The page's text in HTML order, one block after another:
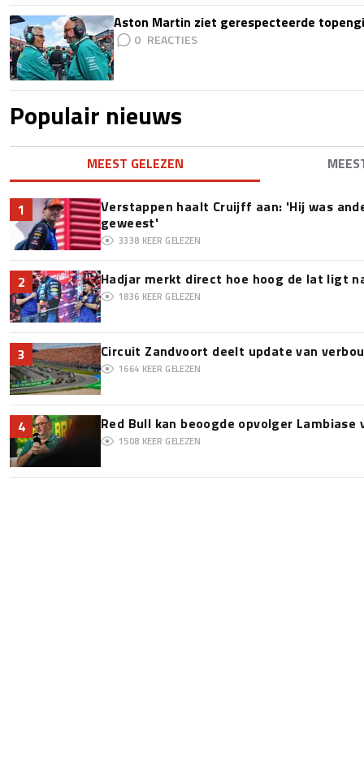
Aston Martin ziet gerespecteerde
0
Populair nieuws
MEEST GELEZEN
1
Verstappen haalt Cruijff aan: 'Hij was
geweest'
3338 KEER GELEZEN
2 Hadjar merkt direct hoe hoog de lat ligt
1836 KEER GELEZEN
3 Circuit Zandvoort deelt update van
1664 KEER GELEZEN
4 Red Bull kan beoogde opvolger
1508 KEER GELEZEN